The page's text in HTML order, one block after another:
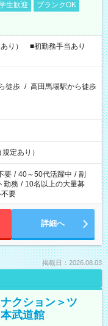
生歓迎
ブランクOK
り） ■初勤務手当あり
徒歩 / 高田馬場駅から徒歩
定あり）
要 / 40～50代活躍中 / 副
勤務 / 10名以上の大量募
要
詳細へ
掲載日：2026.08.03
クション＞ツ
武道館